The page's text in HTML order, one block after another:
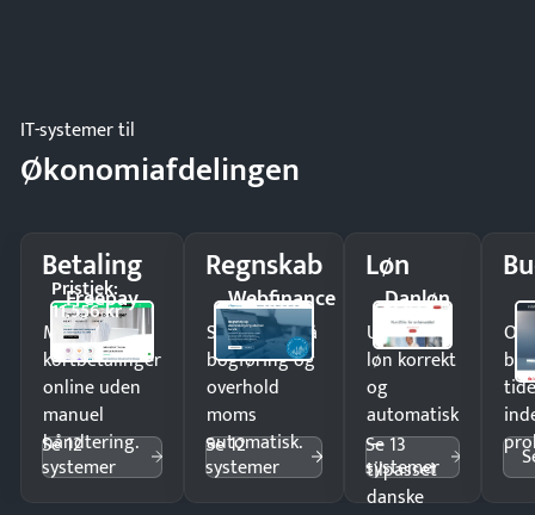
IT-systemer til
Økonomiafdelingen
Betaling
Freepay
Pristjek:
11.556 kr
Modtag
kortbetalinger
online uden
manuel
håndtering.
Se 12
systemer
Regnskab
Webfinance
Spar timer på
bogføring og
overhold
moms
automatisk.
Se 12
systemer
Løn
Danløn
Udbetal
løn korrekt
og
automatisk
—
tilpasset
danske
Se 13
systemer